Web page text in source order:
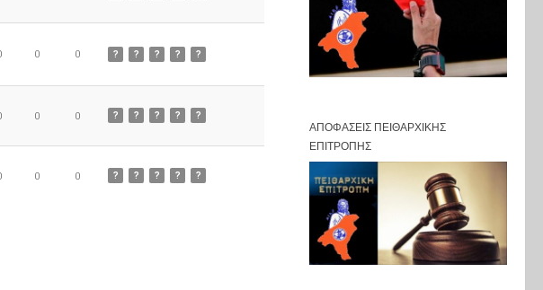
0 0 ? ? ? ? ?
0 0 ? ? ? ? ?
0 0 ? ? ? ? ?
ΑΠΟΦΆΣΕΙΣ ΠΕΙΘΑΡΧΙΚΉΣ
ΕΠΙΤΡΟΠΉΣ